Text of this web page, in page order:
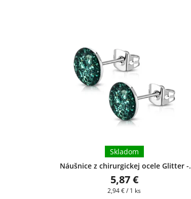
Náušnice z chirurgickej ocele Glitter -
+ darčeková krabička zadarmo
Skladom
5,87 €
Jednotková
2,94 € / 1 ks